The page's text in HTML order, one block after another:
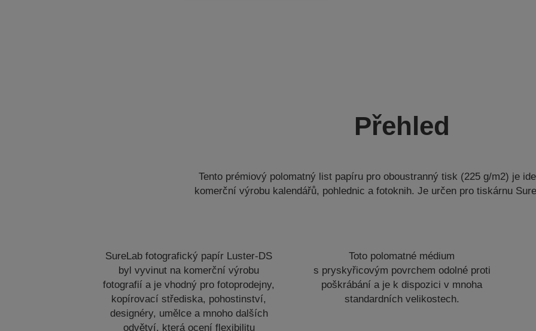
Přehled
Tento prémiový polomatný list papíru pro oboustranný tisk (225 g/m2) je
komerční výrobu kalendářů, pohlednic a fotoknih. Je určen pro tiskárnu
SureLab fotografický papír Luster-DS
byl vyvinut na komerční výrobu
fotografií a je vhodný pro fotoprodejny,
kopírovací střediska, pohostinství,
designéry, umělce a mnoho dalších
odvětví, která ocení flexibilitu
Toto polomatné médium
s pryskyřicovým povrchem odolné proti
poškrábání a je k dispozici v mnoha
standardních velikostech.